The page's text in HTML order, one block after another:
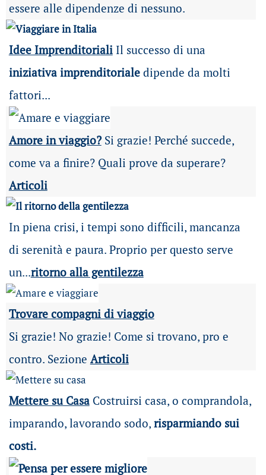
essere alle dipendenze di nessuno.
Idee ImprenditorialiIl successo di una
iniziativa imprenditorialedipende da molti
fattori...
Amore in viaggio?Si grazie! Perché succede,
come va a finire? Quali prove da superare?
Articoli
In piena crisi, i tempi sono difficili, mancanza
di serenità e paura. Proprio per questo serve
un...ritorno alla gentilezza
Trovare compagni di viaggio
Si grazie! No grazie! Come si trovano, pro e
contro. Sezione Articoli
Mettere su Casa Costruirsi casa, o comprandola,
imparando, lavorando sodo, risparmiando sui
costi.